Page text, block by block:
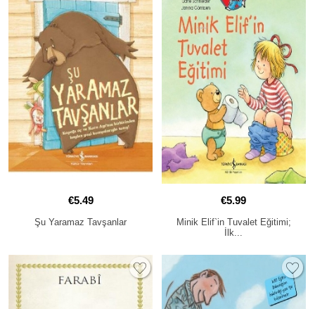
€5.49
Şu Yaramaz Tavşanlar
€5.99
Minik Elif`in Tuvalet Eğitimi;
İlk...